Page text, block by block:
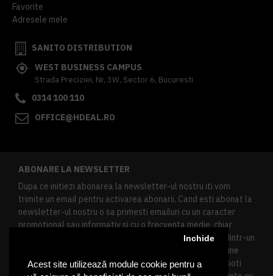
Acest site utilizează module cookie pentru a
Inchide
Favorite
Adresele mele
SANITO DISTRIBUTION
WEST BUSINESS CAMPUS
Strada Preciziei, Nr, 3W, Sector 6, Bucuresti
0314 100 110
OFFICE@HDEAL.RO
ABONARE LA NEWSLETTER
Dupa ce initiezi abonarea la newsletter-ul nostru iti vom
trimite un email pentru activarea abonarii. Cand esti abonat la
newsletter-ul nostru o sa primesti emailuri cu un caracter
promotional sau informativ si cu o frecventa medie, chiar
redusa. Daca doresti sa te dezabonezi poti urma linkul dintr-un
newsletter primit, daca esti client inregistrat ai o sectiune
speciala in contul tau in acest scop, si de asemenea ne poti